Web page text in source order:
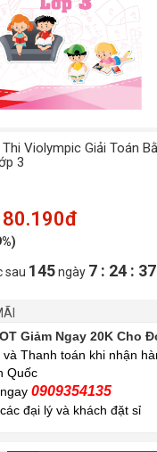
Violympic Giải Toán
3
80.190đ
sau 145ngày 7 : 24 : 37
Giảm Ngay 20K Cho
Thanh toán khi nhận
Quốc
0909354135
đại lý và khách đặt sỉ